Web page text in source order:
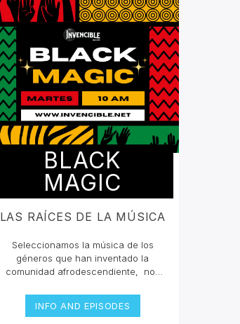
BLACK
MAGIC
LAS RAÍCES DE LA MÚSICA
Seleccionamos la música de los
géneros que han inventado la
comunidad afrodescendiente, nos
grandes compositores en la historia
fueron negros, y bajo sus
INFO AND EPISODES